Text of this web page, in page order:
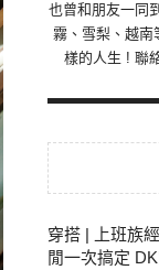
也曾和朋友一同
霧、雪梨、越南
樣的人生 ! 聯
穿搭 | 上班族
閒一次搞定